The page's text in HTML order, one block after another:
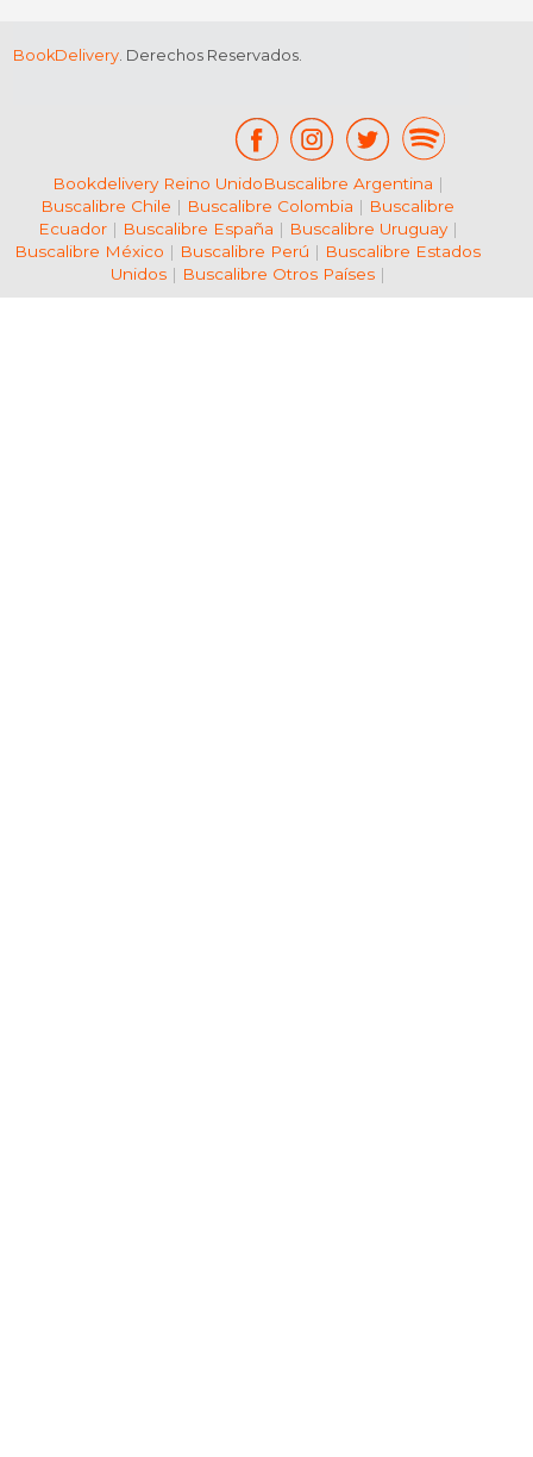
BookDelivery. Derechos Reservados.
Bookdelivery Reino UnidoBuscalibre Argentina |
Buscalibre Chile | Buscalibre Colombia | Buscalibre
Ecuador| Buscalibre España | Buscalibre Uruguay|
Buscalibre México | Buscalibre Perú | Buscalibre Estados
Unidos| Buscalibre Otros Países|